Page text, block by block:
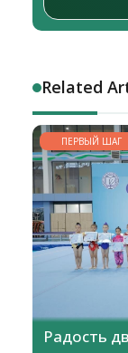
Related
ПЕРВЫЙ ШАГ
Радость